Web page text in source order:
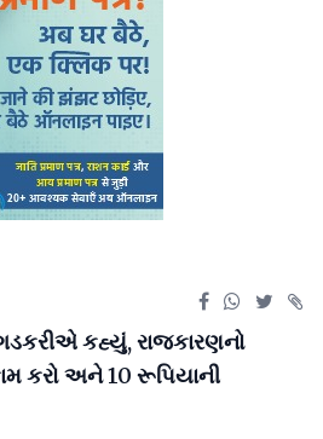
કહ્યું, રાજકારણનો
કરો અને 10 રૂપિયાની